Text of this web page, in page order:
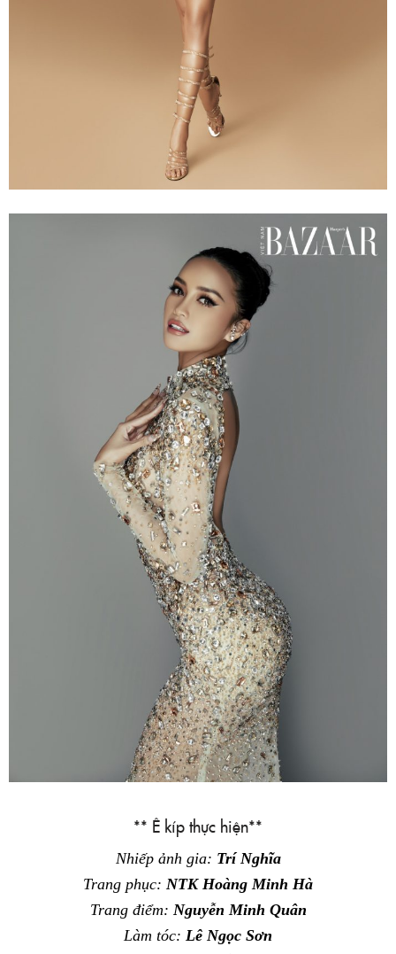
** Ê kíp thực hiện**
Nhiếp ảnh gia: Trí Nghĩa
Trang phục: NTK Hoàng Minh Hà
Trang điểm: Nguyễn Minh Quân
Làm tóc: Lê Ngọc Sơn